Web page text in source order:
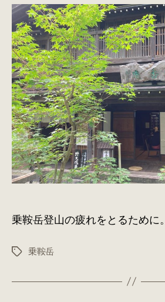
白
骨
温
泉
｜
乳
白
色
の
湯
へ
の
乗鞍岳登山の疲れをとるために。
タ
乗鞍岳